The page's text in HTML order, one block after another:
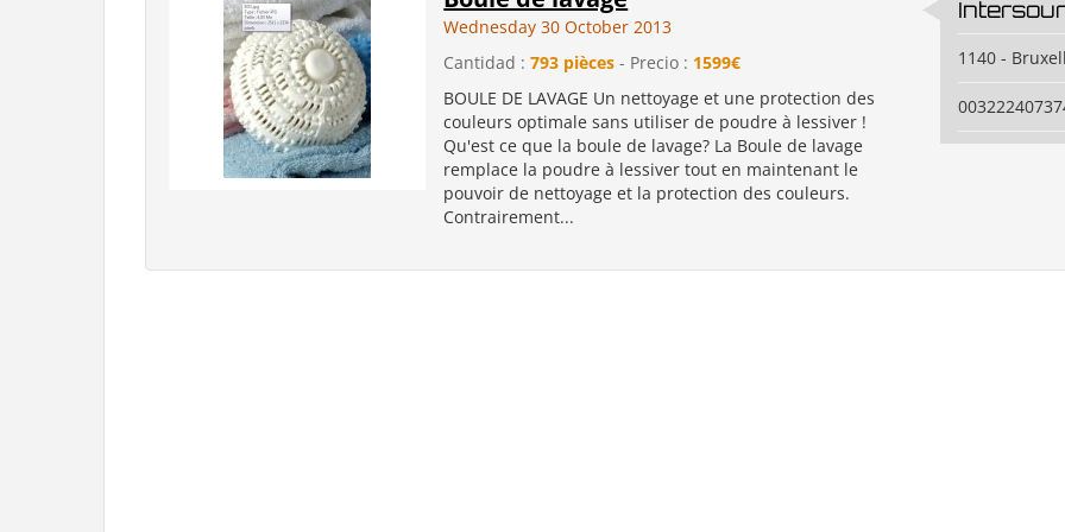
Wednesday 30 October 2013
Cantidad :793 pièces - Precio : 1599€
BOULE DE LAVAGE Un nettoyage et une protection des
couleurs optimale sans utiliser de poudre à lessiver !
Qu'est ce que la boule de lavage? La Boule de lavage
remplace la poudre à lessiver tout en maintenant le
pouvoir de nettoyage et la protection des couleurs.
Contrairement...
1140 -